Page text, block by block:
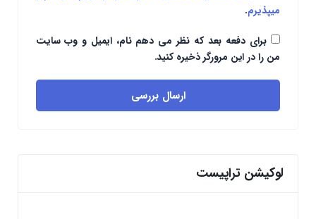
میپذیرم.
برای دفعه بعد که نظر می دهم نام، ایمیل و وب سایت
من را در این مرورگر ذخیره کنید.
ارسال بررسی
لوکیشن تراپیست